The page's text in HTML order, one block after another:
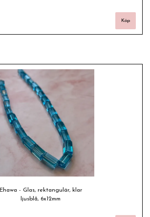
Ehawa - Glas, rektangulär, klar
ljusblå, 6x12mm